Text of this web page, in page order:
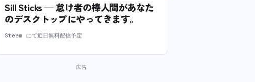
Sill Sticks — 怠け者の棒人間があなた
のデスクトップにやってきます。
Steam にて近日無料配信予定